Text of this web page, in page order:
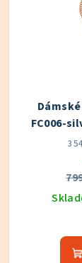
dFC006-